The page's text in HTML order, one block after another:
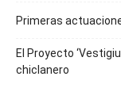
Primeras
El Proyecto
chiclanero